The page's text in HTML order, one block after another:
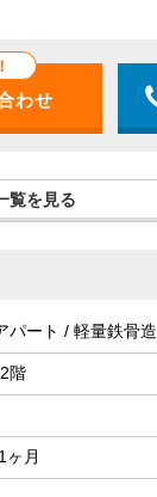
覧を見る
パート / 軽量鉄骨造
階
ヶ月